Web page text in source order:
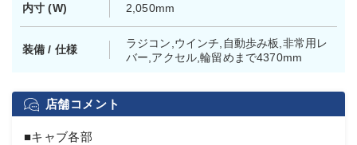
内寸 (W) 2,050mm
装備 / 仕様
ラジコン,ウインチ,自動歩み板,非常用レ
バー,アクセル,輪留めまで4370mm
店舗コメント
■キャブ各部